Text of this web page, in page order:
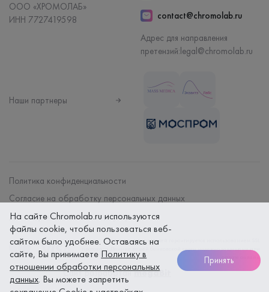
ООО «ХРОМОЛАБ»
ИНН 7727419598
contact@chromolab.ru
Адрес для направления
претензий:legal@chromolab.ru
Наши партнеры
Политика конфиденциальности
Согласие на обработку персональных данных
Договор на оказание мед. услуг
Безопасность платежей гарантируется использованием SSL
протокола. Данные вашей банковской карты надежно защищены при
оплате онлайн
Сайт разработанmegaBit
На сайте Chromolab.ru используются
файлы cookie, чтобы пользоваться веб-
сайтом было удобнее. Оставаясь на
сайте, Вы принимаете Политику в
отношении обработки персональных
данных. Вы можете запретить
Принять